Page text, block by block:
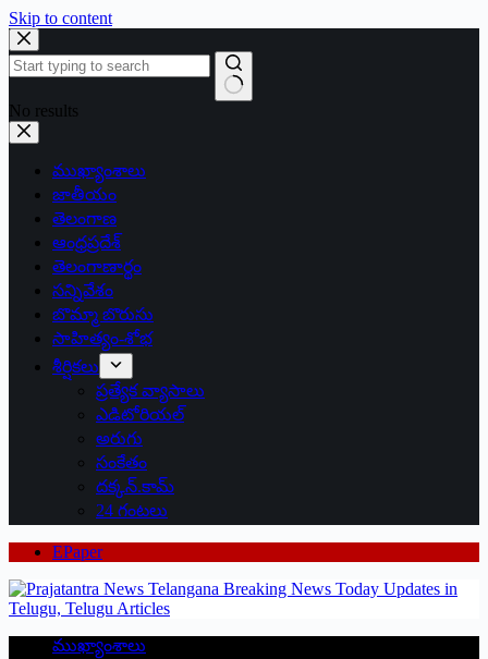
Skip to content
No results
ముఖ్యాంశాలు
జాతీయం
తెలంగాణ
ఆంధ్రప్రదేశ్
తెలంగాణార్థం
సన్నివేశం
బొమ్మా బొరుసు
సాహిత్యం-శోభ
శీర్షికలు
ప్రత్యేక వ్యాసాలు
ఎడిటోరియల్
అరుగు
సంకేతం
దక్కన్.కామ్
24 గంటలు
EPaper
ముఖ్యాంశాలు